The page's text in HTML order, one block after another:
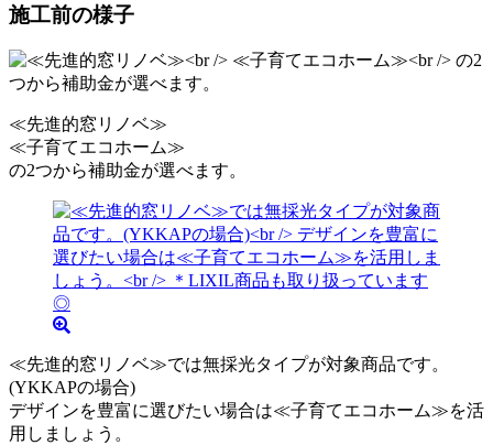
施工前の様子
≪先進的窓リノベ≫
≪子育てエコホーム≫
の2つから補助金が選べます。
≪先進的窓リノベ≫では無採光タイプが対象商品です。
(YKKAPの場合)
デザインを豊富に選びたい場合は≪子育てエコホーム≫を活
用しましょう。